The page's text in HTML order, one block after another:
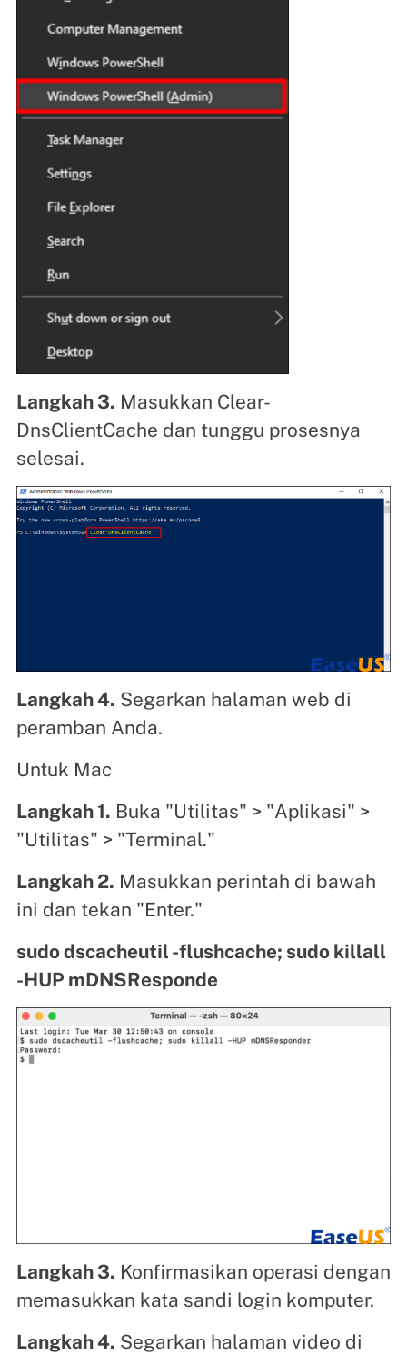
Langkah 3. Masukkan Clear-
DnsClientCache dan tunggu prosesnya
selesai.
Langkah 4. Segarkan halaman web di
peramban Anda.
Untuk Mac
Langkah 1. Buka "Utilitas" > "Aplikasi" >
"Utilitas" > "Terminal."
Langkah 2. Masukkan perintah di bawah
ini dan tekan "Enter."
sudo dscacheutil -flushcache; sudo killall
-HUP mDNSResponde
Langkah 3. Konfirmasikan operasi dengan
memasukkan kata sandi login komputer.
Langkah 4. Segarkan halaman video di